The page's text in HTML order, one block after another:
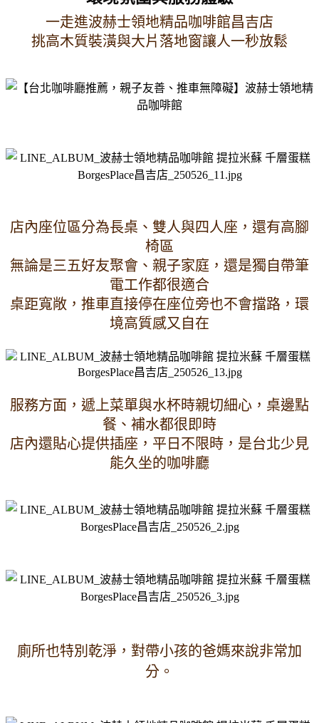
一走進波赫士領地精品咖啡館昌吉店
挑高木質裝潢與大片落地窗讓人一秒放鬆
店內座位區分為長桌、雙人與四人座，還有高腳
椅區
無論是三五好友聚會、親子家庭，還是獨自帶筆
電工作都很適合
桌距寬敞，推車直接停在座位旁也不會擋路，環
境高質感又自在
服務方面，遞上菜單與水杯時親切細心，桌邊點
餐、補水都很即時
店內還貼心提供插座，平日不限時，是台北少見
能久坐的咖啡廳
廁所也特別乾淨，對帶小孩的爸媽來說非常加
分。